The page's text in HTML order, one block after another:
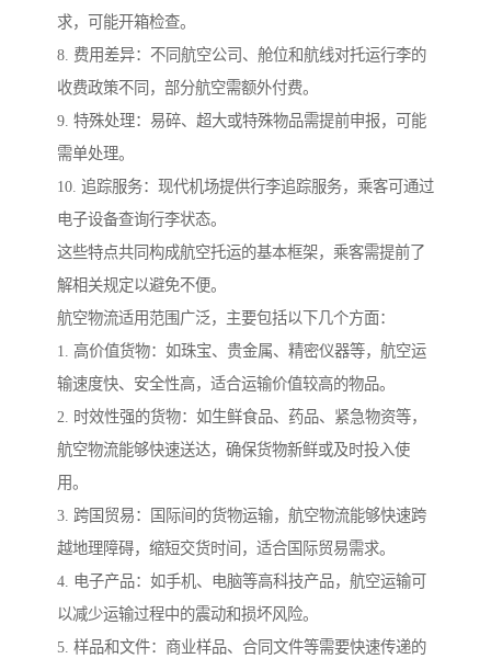
求，可能开箱检查。
8. 费用差异：不同航空公司、舱位和航线对托运行李的
收费政策不同，部分航空需额外付费。
9. 特殊处理：易碎、超大或特殊物品需提前申报，可能
需单处理。
10. 追踪服务：现代机场提供行李追踪服务，乘客可通过
电子设备查询行李状态。
这些特点共同构成航空托运的基本框架，乘客需提前了
解相关规定以避免不便。
航空物流适用范围广泛，主要包括以下几个方面：
1. 高价值货物：如珠宝、贵金属、精密仪器等，航空运
输速度快、安全性高，适合运输价值较高的物品。
2. 时效性强的货物：如生鲜食品、药品、紧急物资等，
航空物流能够快速送达，确保货物新鲜或及时投入使
用。
3. 跨国贸易：国际间的货物运输，航空物流能够快速跨
越地理障碍，缩短交货时间，适合国际贸易需求。
4. 电子产品：如手机、电脑等高科技产品，航空运输可
以减少运输过程中的震动和损坏风险。
5. 样品和文件：商业样品、合同文件等需要快速传递的